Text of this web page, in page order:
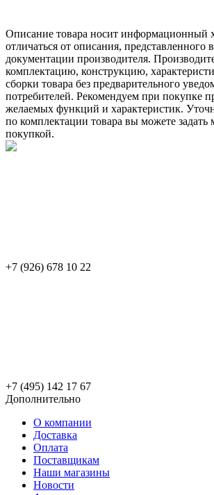
Описание товара носит информационный
отличаться от описания, представленного
документации производителя.
комплектацию, конструкцию,
сборки товара без предварительного
потребителей. Рекомендуем при покупке
желаемых функций и характеристик.
по комплектации товара вы можете задать
покупкой.
+7 (926) 678 10 22
+7 (495) 142 17 67
Дополнительно
О компании
Доставка
Оплата
Поставщикам
Наши магазины
Новости